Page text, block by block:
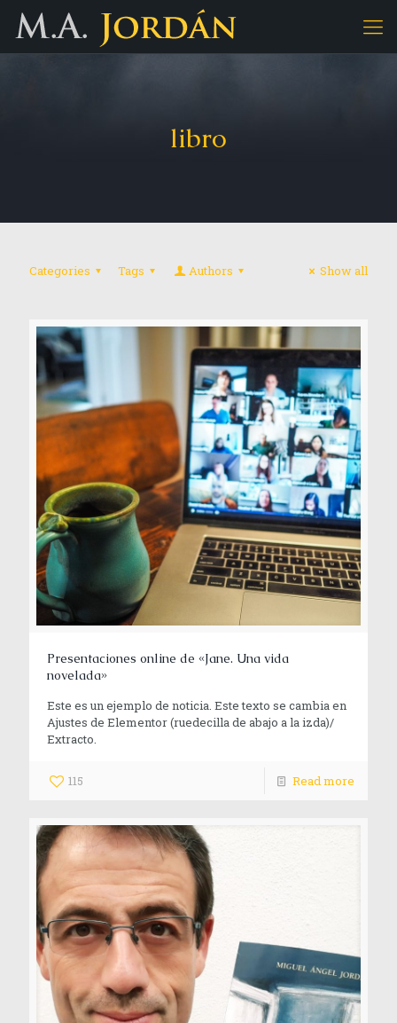
libro
Categories Tags Authors Show all
Presentaciones online de «Jane. Una vida
novelada»
Este es un ejemplo de noticia. Este texto se cambia en
Ajustes de Elementor (ruedecilla de abajo a la izda)/
Extracto.
115 Read more